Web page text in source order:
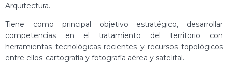
Arquitectura.
Tiene como principal objetivo estratégico, desarrollar
competencias en el tratamiento del territorio con
herramientas tecnológicas recientes y recursos topológicos
entre ellos; cartografía y fotografía aérea y satelital.